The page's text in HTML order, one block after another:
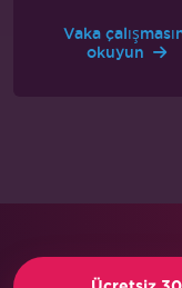
Vaka
okuyun
Ücretsiz